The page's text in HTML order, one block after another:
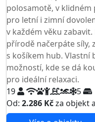
polosamotě, v klidném
pro letní i zimní
v každém věku
přírodě načerpáte síly,
s košíkem hub. Vlastní
možností, kde se dá
pro ideální relaxaci.
19
5
Od: 2.286 Kčza objekt